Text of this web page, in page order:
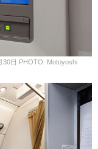
30日 PHOTO: Motoyoshi